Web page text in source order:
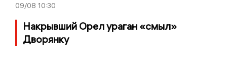
09/08 10:30
Накрывший Орел ураган «смыл»
Дворянку